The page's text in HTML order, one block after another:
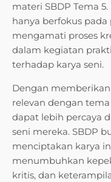
materi SBDP Tema
hanya berfokus
mengamati proses
dalam kegiatan
terhadap karya seni.
Dengan
relevan dengan
dapat lebih percaya
seni mereka. SBDP
menciptakan karya
menumbuhkan
kritis, dan